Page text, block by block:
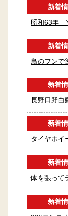
新着
昭和63年
新着
鳥のフンで
新着
長野日野
新着
タイヤホイ
新着
体を張って
新着